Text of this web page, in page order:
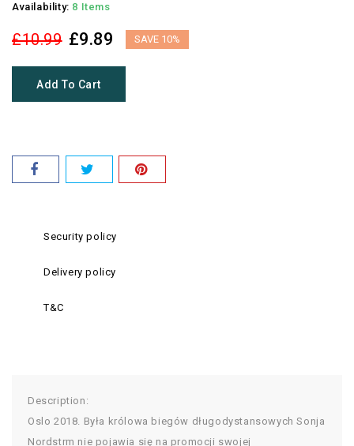
Availability: 8 Items
£10.99 £9.89 SAVE 10%
Add To Cart
Security policy
Delivery policy
T&C
Description:
Oslo 2018. Była królowa biegów długodystansowych Sonja
Nordstrm nie pojawia się na promocji swojej